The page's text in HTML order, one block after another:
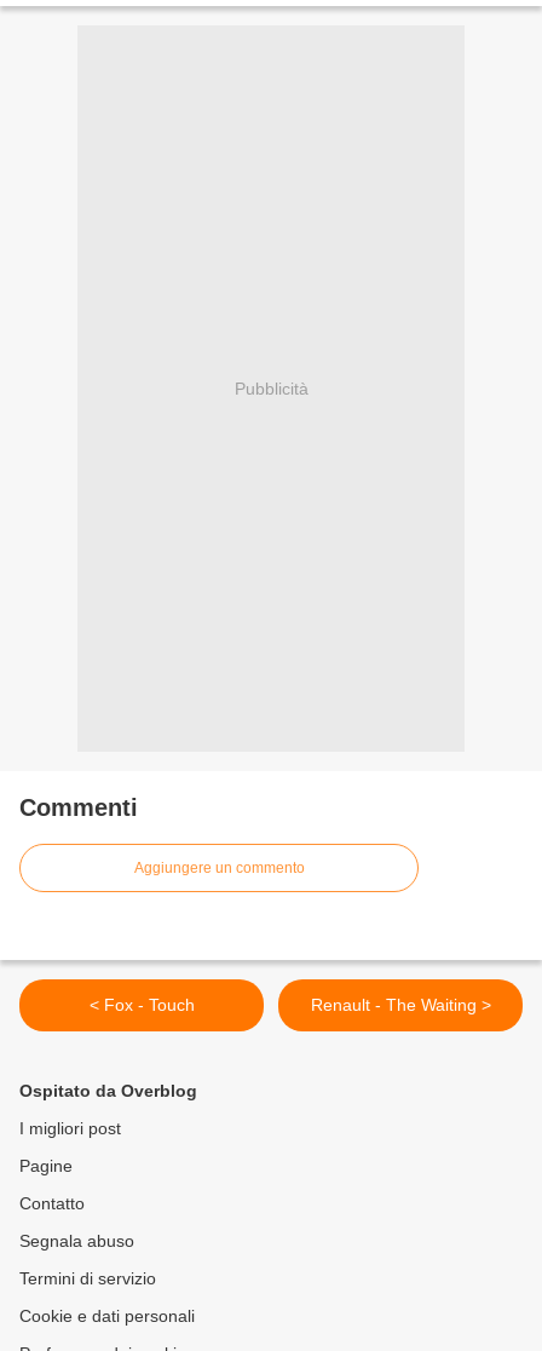
Pubblicità
Commenti
Aggiungere un commento
< Fox - Touch Renault - The Waiting >
Ospitato da Overblog
I migliori post
Pagine
Contatto
Segnala abuso
Termini di servizio
Cookie e dati personali